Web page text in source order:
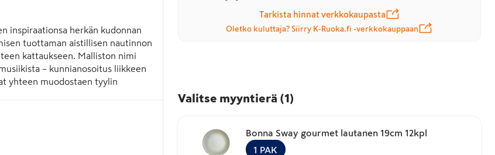
inspiraationsa herkän kudonnan
tuottaman aistillisen nautinnon
kattaukseen. Malliston nimi
– kunnianosoitus liikkeen
yhteen muodostaen tyylin
Tarkista hinnat verkkokaupasta
Oletko kuluttaja? Siirry K-Ruoka.fi -verkkokauppaan
Valitse myyntierä (1 )
Bonna Sway gourmet lautanen 19cm 12kpl
1 PAK